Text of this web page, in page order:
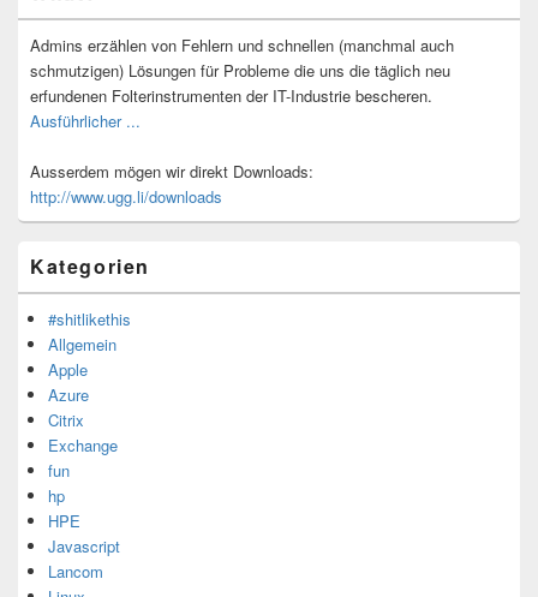
Widgetbereich
Admins erzählen von Fehlern und schnellen (manchmal auch
schmutzigen) Lösungen für Probleme die uns die täglich neu
erfundenen Folterinstrumenten der IT-Industrie bescheren.
Ausführlicher ...
Ausserdem mögen wir direkt Downloads:
http://www.ugg.li/downloads
Kategorien
#shitlikethis
Allgemein
Apple
Azure
Citrix
Exchange
fun
hp
HPE
Javascript
Lancom